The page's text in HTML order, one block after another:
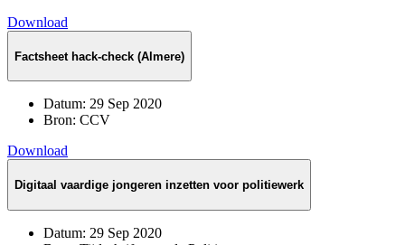
Download
Factsheet hack-check (Almere)
Datum: 29 Sep 2020
Bron: CCV
Download
Digitaal vaardige jongeren inzetten voor politiewerk
Datum: 29 Sep 2020